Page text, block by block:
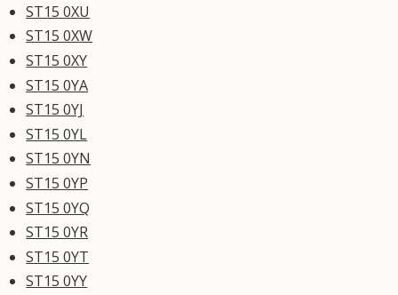
ST15 0XU
ST15 0XW
ST15 0XY
ST15 0YA
ST15 0YJ
ST15 0YL
ST15 0YN
ST15 0YP
ST15 0YQ
ST15 0YR
ST15 0YT
ST15 0YY